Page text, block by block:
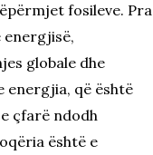
fosileve. Pra
globale dhe
energjia, që është
çfarë ndodh
është e